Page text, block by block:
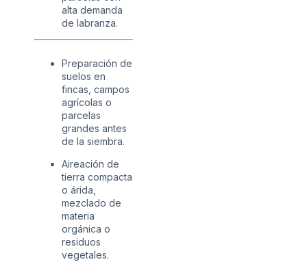
alta demanda
de labranza.
Preparación de
suelos en
fincas, campos
agrícolas o
parcelas
grandes antes
de la siembra.
Aireación de
tierra compacta
o árida,
mezclado de
materia
orgánica o
residuos
vegetales.